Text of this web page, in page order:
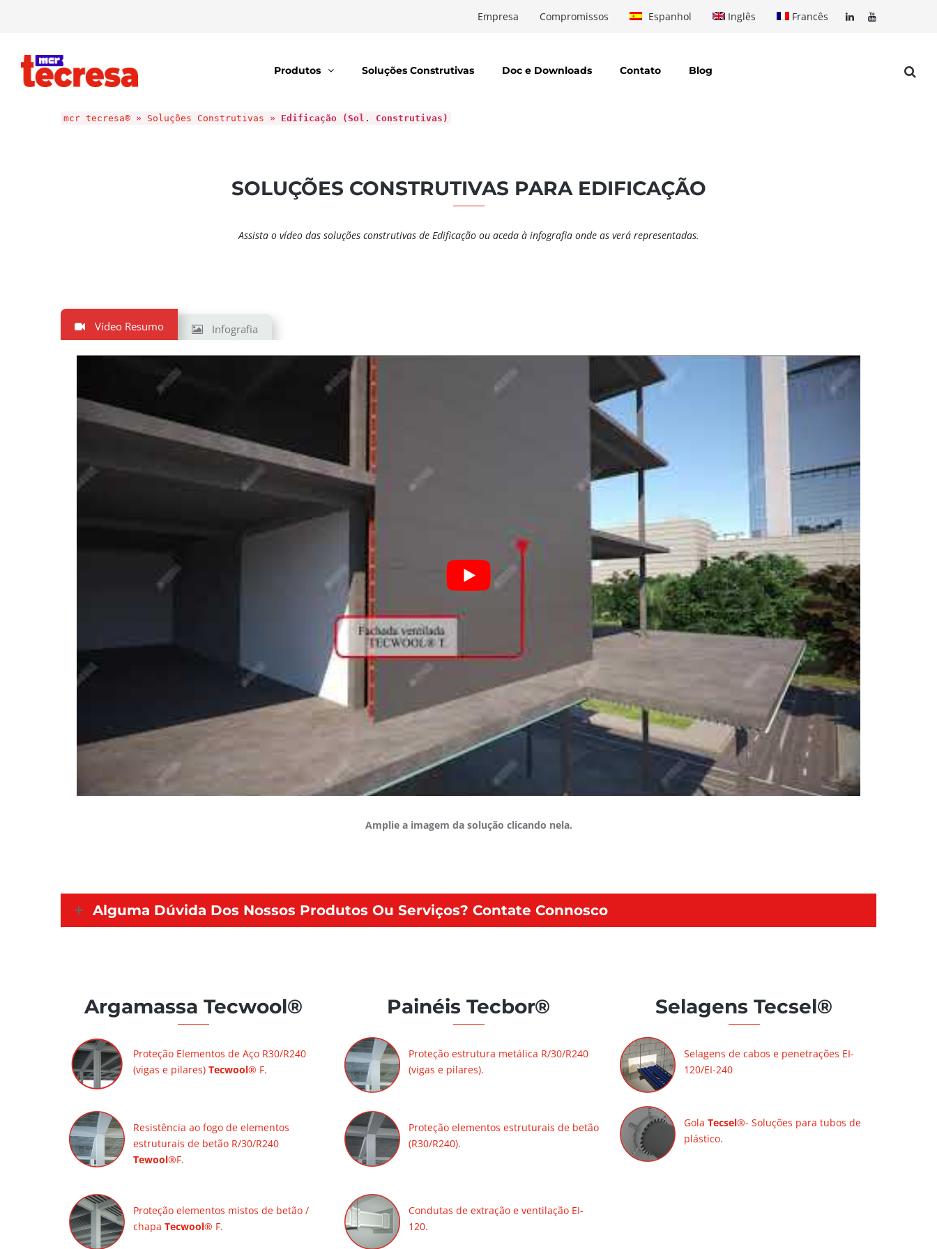
Empresa Compromissos Espanhol Inglês Francês
Produtos Soluções Construtivas Doc e Downloads Contato Blog
mcr tecresa® » Soluções Construtivas » Edificação (Sol. Construtivas)
SOLUÇÕES CONSTRUTIVAS PARA EDIFICAÇÃO
Assista o vídeo das soluções construtivas de Edificação ou aceda à infografia onde as verá representadas.
Vídeo Resumo Infografia
Amplie a imagem da solução clicando nela.
Alguma Dúvida Dos Nossos Produtos Ou Serviços? Contate Connosco
Argamassa Tecwool®
Proteção Elementos de Aço R30/R240
(vigas e pilares) Tecwool® F.
Painéis Tecbor®
Proteção estrutura metálica R/30/R240
(vigas e pilares).
Selagens Tecsel®
Selagens de cabos e penetrações EI-
120/EI-240
Resistência ao fogo de elementos
estruturais de betão R/30/R240
Tewool®F.
Proteção elementos estruturais de betão
(R30/R240).
Gola Tecsel®- Soluções para tubos de
plástico.
Proteção elementos mistos de betão /
chapa Tecwool® F.
Condutas de extração e ventilação EI-
120.